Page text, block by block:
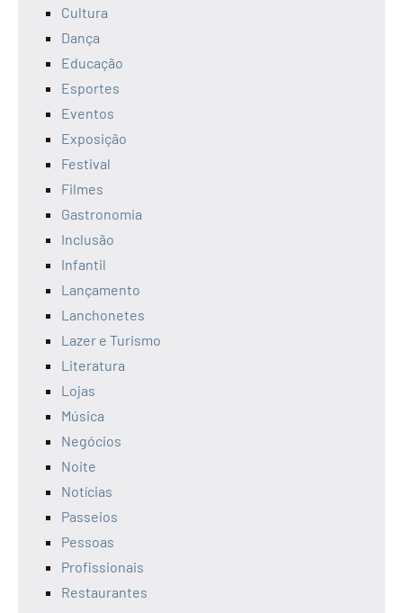
Cultura
Dança
Educação
Esportes
Eventos
Exposição
Festival
Filmes
Gastronomia
Inclusão
Infantil
Lançamento
Lanchonetes
Lazer e Turismo
Literatura
Lojas
Música
Negócios
Noite
Notícias
Passeios
Pessoas
Profissionais
Restaurantes